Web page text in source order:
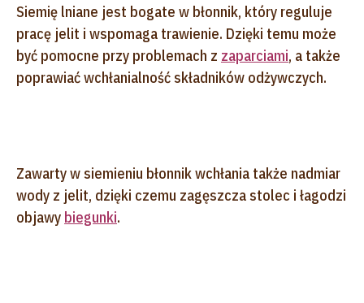
Siemię lniane jest bogate w błonnik, który reguluje
pracę jelit i wspomaga trawienie. Dzięki temu może
być pomocne przy problemach z zaparciami, a także
poprawiać wchłanialność składników odżywczych.
Zawarty w siemieniu błonnik wchłania także nadmiar
wody z jelit, dzięki czemu zagęszcza stolec i łagodzi
objawy biegunki.